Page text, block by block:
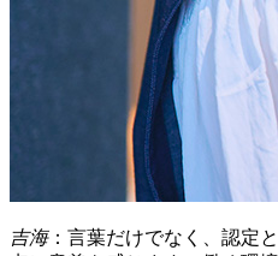
吉海：言葉だけでなく、認定